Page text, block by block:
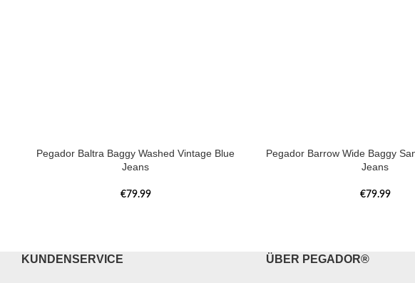
Pegador Baltra Baggy Washed Vintage Blue
Jeans
€79.99
Pegador Barrow Wide Baggy
Jeans
€79.99
KUNDENSERVICE ÜBER PEGADOR®